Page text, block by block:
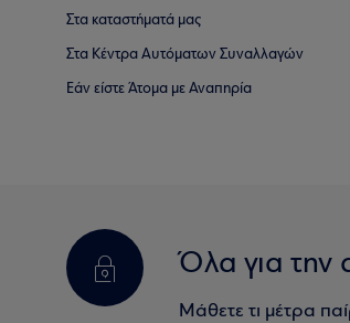
Στα καταστήματά μας
Στα Κέντρα Αυτόματων Συναλλαγών
Εάν είστε Άτομα με Αναπηρία
Όλα για την
Μάθετε τι μέτρα